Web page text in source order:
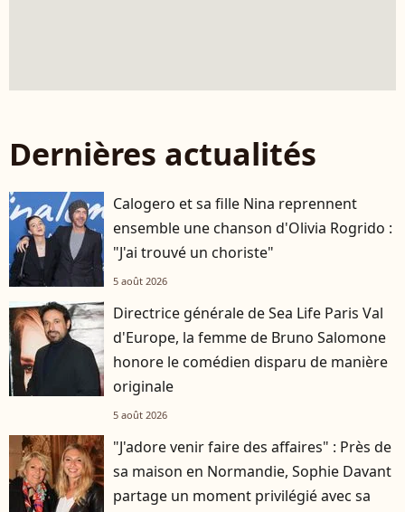
Dernières actualités
Calogero et sa fille Nina reprennent
ensemble une chanson d'Olivia Rogrido :
"J'ai trouvé un choriste"
5 août 2026
Directrice générale de Sea Life Paris Val
d'Europe, la femme de Bruno Salomone
honore le comédien disparu de manière
originale
5 août 2026
"J'adore venir faire des affaires" : Près de
sa maison en Normandie, Sophie Davant
partage un moment privilégié avec sa